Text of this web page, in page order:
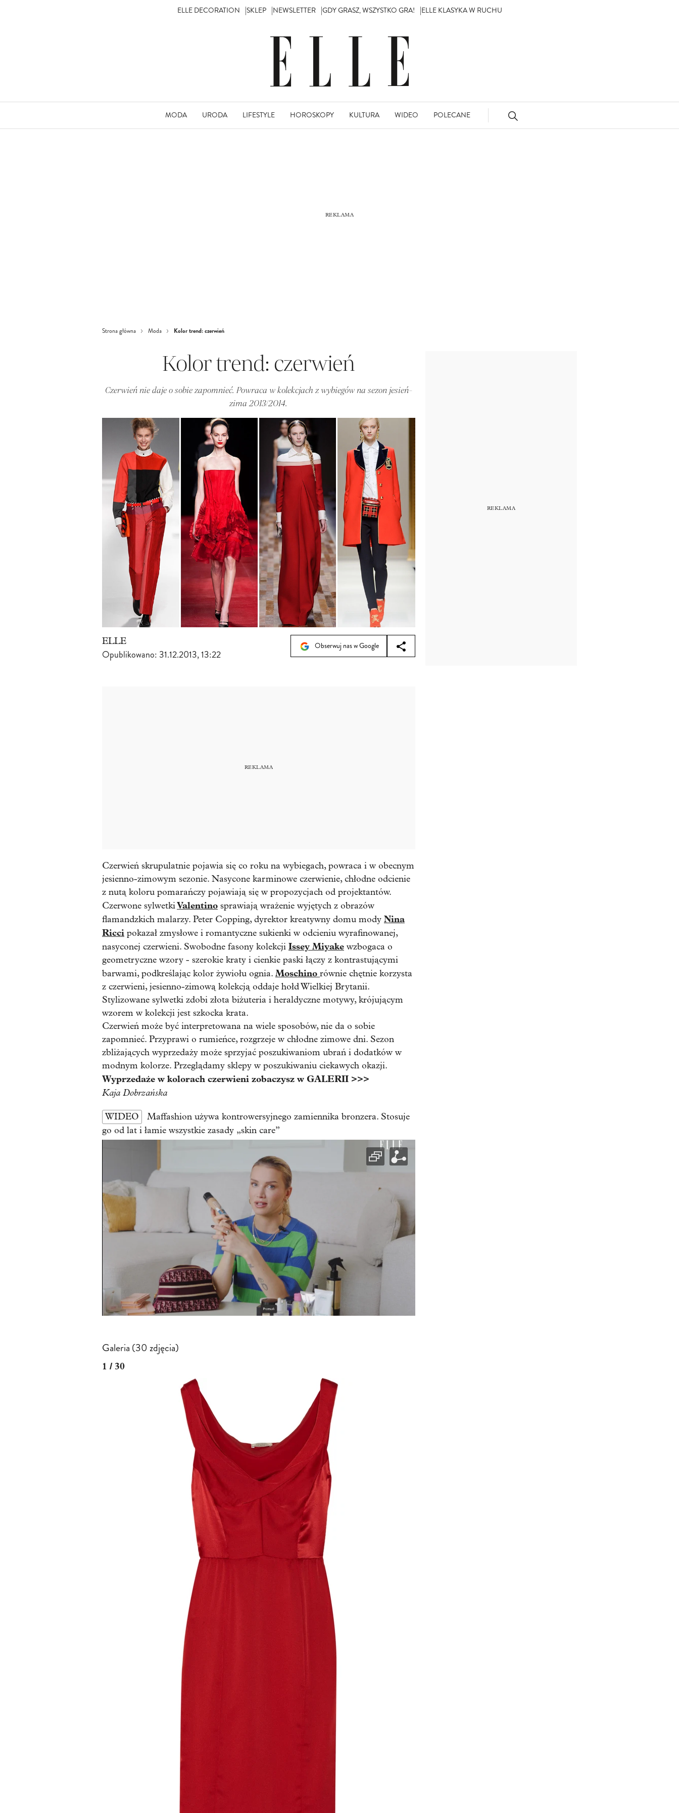
ELLE DECORATION SKLEP NEWSLETTER GDY GRASZ, WSZYSTKO GRA! ELLE KLASYKA W RUCHU
MODA URODA LIFESTYLE HOROSKOPY KULTURA WIDEO POLECANE
Strona główna Moda Kolor trend: czerwień
Kolor trend: czerwień
Czerwień nie daje o sobie zapomnieć. Powraca w kolekcjach z wybiegów na sezon jesień-
zima 2013/2014.
ELLE
Opublikowano: 31.12.2013, 13:22
Obserwuj nas w Google
Czerwień skrupulatnie pojawia się co roku na wybiegach, powraca i w obecnym
jesienno-zimowym sezonie. Nasycone karminowe czerwienie, chłodne odcienie
z nutą koloru pomarańczy pojawiają się w propozycjach od projektantów.
Czerwone sylwetkiValentino sprawiają wrażenie wyjętych z obrazów
flamandzkich malarzy. Peter Copping, dyrektor kreatywny domu mody Nina
Ricci pokazał zmysłowe i romantyczne sukienki w odcieniu wyrafinowanej,
nasyconej czerwieni. Swobodne fasony kolekcji Issey Miyake wzbogaca o
geometryczne wzory - szerokie kraty i cienkie paski łączy z kontrastującymi
barwami, podkreślając kolor żywiołu ognia. Moschino równie chętnie korzysta
z czerwieni, jesienno-zimową kolekcją oddaje hołd Wielkiej Brytanii.
Stylizowane sylwetki zdobi złota biżuteria i heraldyczne motywy, krójującym
wzorem w kolekcji jest szkocka krata.
Czerwień może być interpretowana na wiele sposobów, nie da o sobie
zapomnieć. Przyprawi o rumieńce, rozgrzeje w chłodne zimowe dni. Sezon
zbliżających wyprzedaży może sprzyjać poszukiwaniom ubrań i dodatków w
modnym kolorze. Przeglądamy sklepy w poszukiwaniu ciekawych okazji.
Wyprzedaże w kolorach czerwieni zobaczysz w GALERII >>>
Kaja Dobrzańska
WIDEO
Maffashion używa kontrowersyjnego zamiennika bronzera. Stosuje
go od lat i łamie wszystkie zasady „skin care”
Galeria (30 zdjęcia)
1 / 30